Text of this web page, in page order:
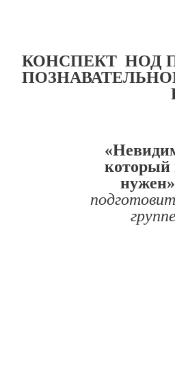
КОНСПЕКТ НОД
который
группе